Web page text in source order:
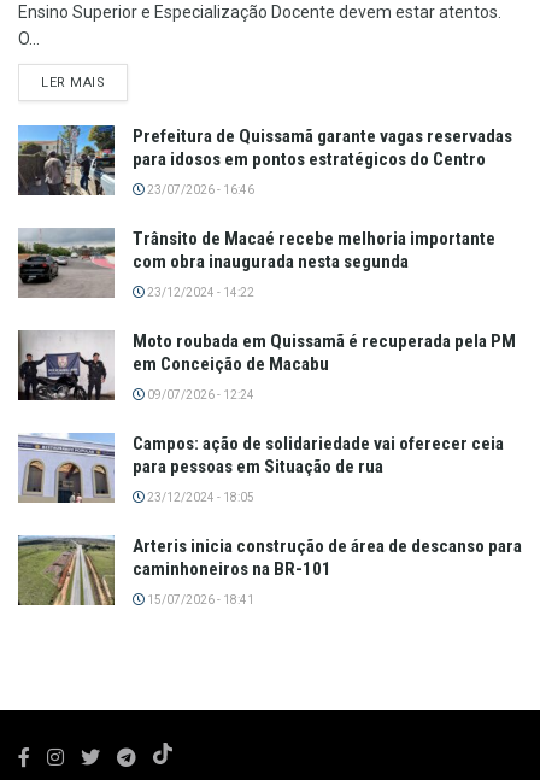
Ensino Superior e Especialização Docente devem estar atentos.
O...
LER MAIS
Prefeitura de Quissamã garante vagas reservadas
para idosos em pontos estratégicos do Centro
23/07/2026 - 16:46
Trânsito de Macaé recebe melhoria importante
com obra inaugurada nesta segunda
23/12/2024 - 14:22
Moto roubada em Quissamã é recuperada pela PM
em Conceição de Macabu
09/07/2026 - 12:24
Campos: ação de solidariedade vai oferecer ceia
para pessoas em Situação de rua
23/12/2024 - 18:05
Arteris inicia construção de área de descanso para
caminhoneiros na BR-101
15/07/2026 - 18:41